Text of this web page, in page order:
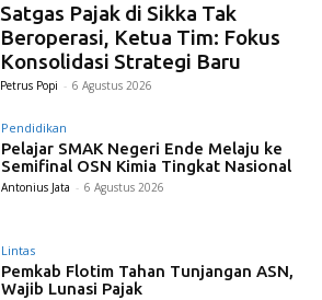
Satgas Pajak di Sikka Tak
Beroperasi, Ketua Tim: Fokus
Konsolidasi Strategi Baru
Petrus Popi - 6 Agustus 2026
Pendidikan
Pelajar SMAK Negeri Ende Melaju ke
Semifinal OSN Kimia Tingkat Nasional
Antonius Jata - 6 Agustus 2026
Lintas
Pemkab Flotim Tahan Tunjangan ASN,
Wajib Lunasi Pajak